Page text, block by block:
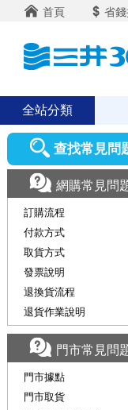
首頁 省
全站分類
查找常見問
網購常見問
訂購流程
付款方式
取貨方式
發票說明
退換貨流程
退貨作業說明
門市常見問
門市據點
門市取貨